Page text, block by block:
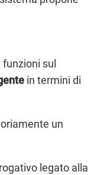
sul
in termini di
un
legato alla